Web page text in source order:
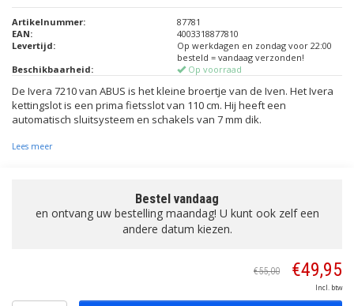
Artikelnummer:
87781
EAN:
4003318877810
Levertijd:
Op werkdagen en zondag voor 22:00
besteld = vandaag verzonden!
Beschikbaarheid:
Op voorraad
De Ivera 7210 van ABUS is het kleine broertje van de Iven. Het Ivera
kettingslot is een prima fietsslot van 110 cm. Hij heeft een
automatisch sluitsysteem en schakels van 7 mm dik.
Lees meer
Bestel vandaag
en ontvang uw bestelling maandag! U kunt ook zelf een
andere datum kiezen.
€55,00 €49,95
Incl. btw